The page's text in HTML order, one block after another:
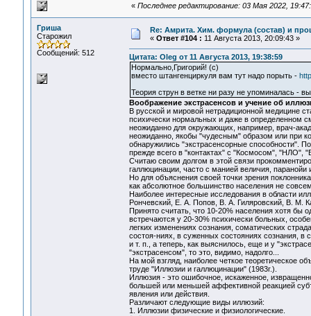
« Последнее редактирование: 03 Мая 2022,
Гриша
Старожил
Сообщений: 512
Re: Амрита. Хим. формула (состав) и
« Ответ #104 : 11 Августа 2013, 20:09:43 »
Цитата: Oleg от 11 Августа 2013, 19:38:59
Нормально,Григорий! (с)
вместо штангенциркуля вам тут надо порыть -
Теория струн в ветке ни разу не упоминалась -
Воображение экстрасенсов и учение об
В русской и мировой нетрадиционной медицине
психически нормальных и даже в определенном
неожиданно для окружающих, например, врач-
неожиданно, якобы "чудесным" образом или при
обнаружились "экстрасенсорные способности".
прежде всего в "контактах" с "Космосом", "НЛО",
Считаю своим долгом в этой связи
галлюцинации, часто с манией величия,
Но для объяснения своей точки зрения
как абсолютное большинство населения не
Наиболее интересные исследования в области
Рончевский, Е. А. Попов, В. А. Гиляровский, В. М.
Принято считать, что 10-20% населения хотя бы
встречаются у 20-30% психически больных,
легких изменениях сознания, соматических
состоя-ниях, в суженных состояниях сознания, в
и т. п., а теперь, как выяснилось, еще и у
"экстрасенсом", то это, видимо, надолго...
На мой взгляд, наиболее четкое теоретическое
труде "Иллюзии и галлюцинации" (1983г.).
Иллюзия - это ошибочное, искаженное,
большей или меньшей аффективной реакцией
явления или действия.
Различают следующие виды иллюзий:
1. Иллюзии физические и физиологические.